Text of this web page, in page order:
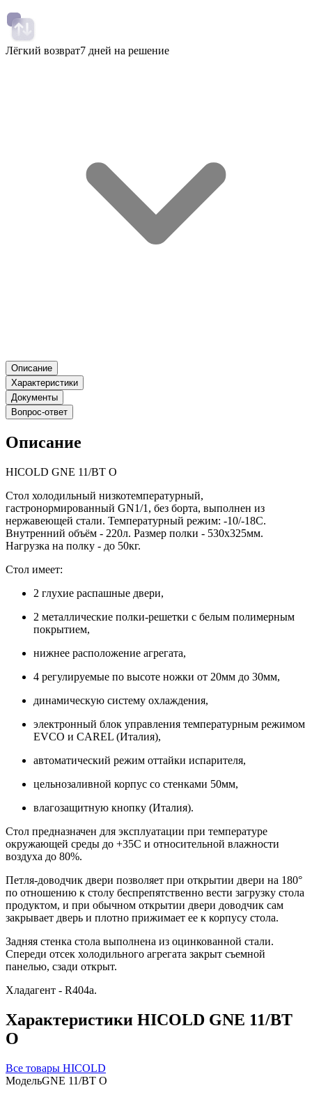
Лёгкий возврат7 дней на решение
Описание
Характеристики
Документы
Вопрос-ответ
Описание
HICOLD GNE 11/BT О
Стол холодильный низкотемпературный,
гастронормированный GN1/1, без борта, выполнен из
нержавеющей стали. Температурный режим: -10/-18С.
Внутренний объём - 220л. Размер полки - 530х325мм.
Нагрузка на полку - до 50кг.
Стол имеет:
2 глухие распашные двери,
2 металлические полки-решетки с белым полимерным
покрытием,
нижнее расположение агрегата,
4 регулируемые по высоте ножки от 20мм до 30мм,
динамическую систему охлаждения,
электронный блок управления температурным режимом
EVCO и CAREL (Италия),
автоматический режим оттайки испарителя,
цельнозаливной корпус со стенками 50мм,
влагозащитную кнопку (Италия).
Стол предназначен для эксплуатации при температуре
окружающей среды до +35С и относительной влажности
воздуха до 80%.
Петля-доводчик двери позволяет при открытии двери на 180°
по отношению к столу беспрепятственно вести загрузку стола
продуктом, и при обычном открытии двери доводчик сам
закрывает дверь и плотно прижимает ее к корпусу стола.
Задняя стенка стола выполнена из оцинкованной стали.
Спереди отсек холодильного агрегата закрыт съемной
панелью, сзади открыт.
Хладагент - R404a.
Характеристики HICOLD GNE 11/BT
О
Все товары HICOLD
МодельGNE 11/BT О